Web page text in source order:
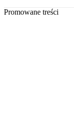
Promowane treści